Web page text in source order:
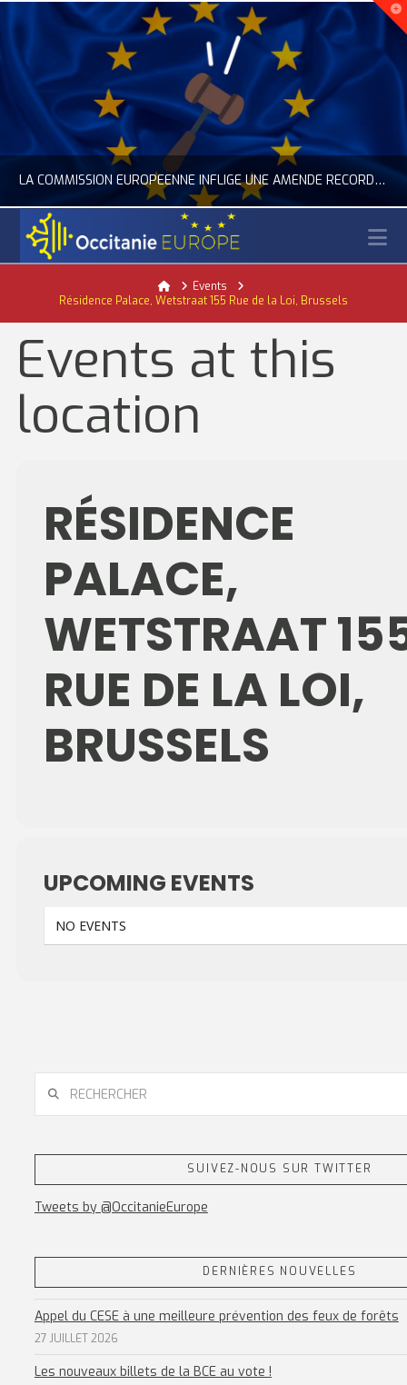
LA COMMISSION EUROPÉENNE INFLIGE UNE AMENDE RECORD À GOOGLE
ACTUALITÉ DE L'UNION EUROPÉENNE, ACTUALITÉ DE LA REPRÉSENTATION D’OCCITANIE EUROPE, NUMÉRIQUE- DIGITAL
JUILLET 24, 2026
HomeEvents
Résidence Palace, Wetstraat 155 Rue de la Loi, Brussels
Events at this
location
RÉSIDENCE
PALACE,
WETSTRAAT
RUE DE LA LOI,
BRUSSELS
UPCOMING EVENTS
NO EVENTS
SUIVEZ-NOUS SUR TWITTER
Tweets by @OccitanieEurope
DERNIÈRES NOUVELLES
Appel du CESE à une meilleure prévention des feux de forêts
27 JUILLET 2026
Les nouveaux billets de la BCE au vote !